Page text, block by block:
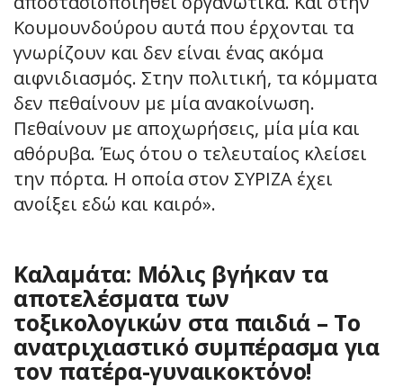
Κουμουνδούρου αυτά που έρχονται τα
γνωρίζουν και δεν είναι ένας ακόμα
αιφνιδιασμός. Στην πολιτική, τα κόμματα
δεν πεθαίνουν με μία ανακοίνωση.
Πεθαίνουν με αποχωρήσεις, μία μία και
αθόρυβα. Έως ότου ο τελευταίος κλείσει
την πόρτα. Η οποία στον ΣΥΡΙΖΑ έχει
ανοίξει εδώ και καιρό».
Καλαμάτα: Μόλις βγήκαν τα
αποτελέσματα των
τοξικολογικών στα παιδιά – Το
ανατριχιαστικό συμπέρασμα για
τον πατέρα-γυναικοκτόνο!